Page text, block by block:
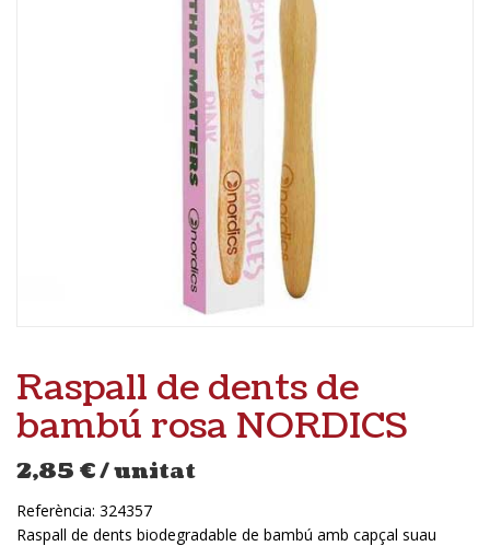
Raspall de dents de
bambú rosa NORDICS
2,85 €/ unitat
Referència: 324357
Raspall de dents biodegradable de bambú amb capçal suau